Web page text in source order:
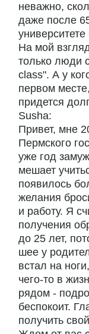
неважно,
даже после
На мой
только люди
class". А у
первом
придется
Susha:
Привет, мне
Пермского
уже год
мешает
появилось
желания
и работу. Я
получения
до 25 лет,
шее у
встал на
чего-то в
рядом -
беспокоит.
получить